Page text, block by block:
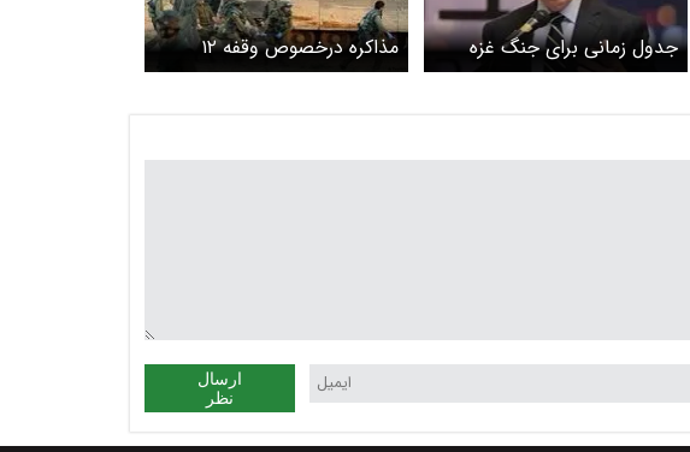
جدول زمانی برای جنگ غزه
نداریم
مذاکره درخصوص وقفه ۱۲
ساعته عملیات نظامی برای ورود
ارسال
نظر